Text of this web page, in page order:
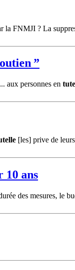
la FNMJI ? La
”
aux personnes en
[les] prive de
10 ans
des mesures, le